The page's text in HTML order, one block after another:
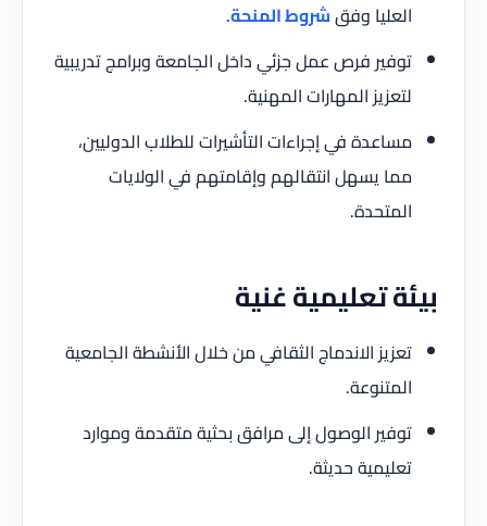
العليا وفقشروط المنحة.
توفير فرص عمل جزئي داخل الجامعة وبرامج تدريبية
لتعزيز المهارات المهنية.
مساعدة في إجراءات التأشيرات للطلاب الدوليين،
مما يسهل انتقالهم وإقامتهم في الولايات
المتحدة.
بيئة تعليمية غنية
تعزيز الاندماج الثقافي من خلال الأنشطة الجامعية
المتنوعة.
توفير الوصول إلى مرافق بحثية متقدمة وموارد
تعليمية حديثة.